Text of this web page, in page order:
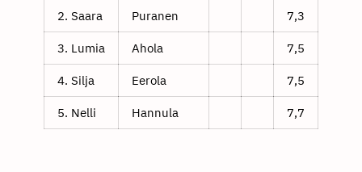
2. Saara Puranen 7,3
3. Lumia Ahola 7,5
4. Silja Eerola 7,5
5. Nelli Hannula 7,7